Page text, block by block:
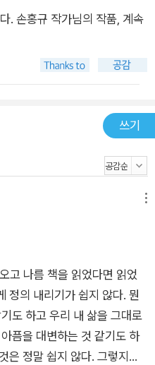
. 손홍규 작가님의 작품, 계속
쓰기
고 나름 책을 읽었다면 읽었
정의 내리기가 쉽지 않다. 뭔
도 하고 우리 내 삶을 그대로
픔을 대변하는 것 같기도 하
은 정말 쉽지 않다. 그렇지만